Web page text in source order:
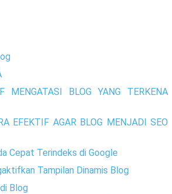
BLOG YANG TERKENA
EFEKTIF AGAR BLOG MENJADI SEO
Cepat Terindeks di Google
Tampilan Dinamis Blog
Blog